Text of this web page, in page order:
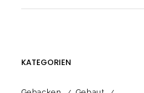
KATEGORIEN